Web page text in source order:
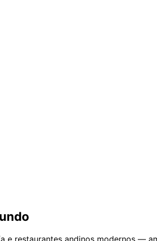
e restaurantes andinos modernos —